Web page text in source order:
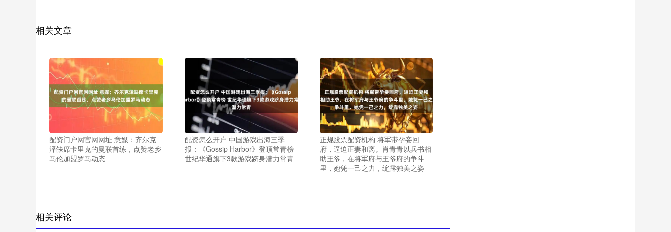
相关文章
配资门户网官网网址 意媒：齐尔克
泽缺席卡里克的曼联首练，点赞老乡
马伦加盟罗马动态
配资怎么开户 中国游戏出海三季
报：《Gossip Harbor》登顶常青榜
世纪华通旗下3款游戏跻身潜力常青
正规股票配资机构 将军带孕妾回
府，逼迫正妻和离。肖青青以兵书相
助王爷，在将军府与王爷府的争斗
里，她凭一己之力，绽露独美之姿
相关评论